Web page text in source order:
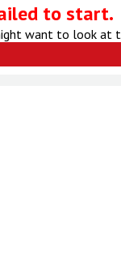
to start.
want to look at